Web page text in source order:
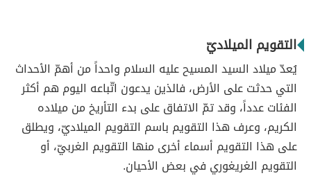
التقويم الميلاديّ
يُعدّ ميلاد السيد المسيح عليه السلام واحداً من أهمّ الأحداث
التي حدثت على الأرض، فالذين يدعون اتّباعه اليوم هم أكثر
الفئات عدداً، وقد تمّ الاتفاق على بدء التأريخ من ميلاده
الكريم، وعرف هذا التقويم باسم التقويم الميلاديّ، ويطلق
على هذا التقويم أسماء أخرى منها التقويم الغربيّ، أو
التقويم الغريغوري في بعض الأحيان.